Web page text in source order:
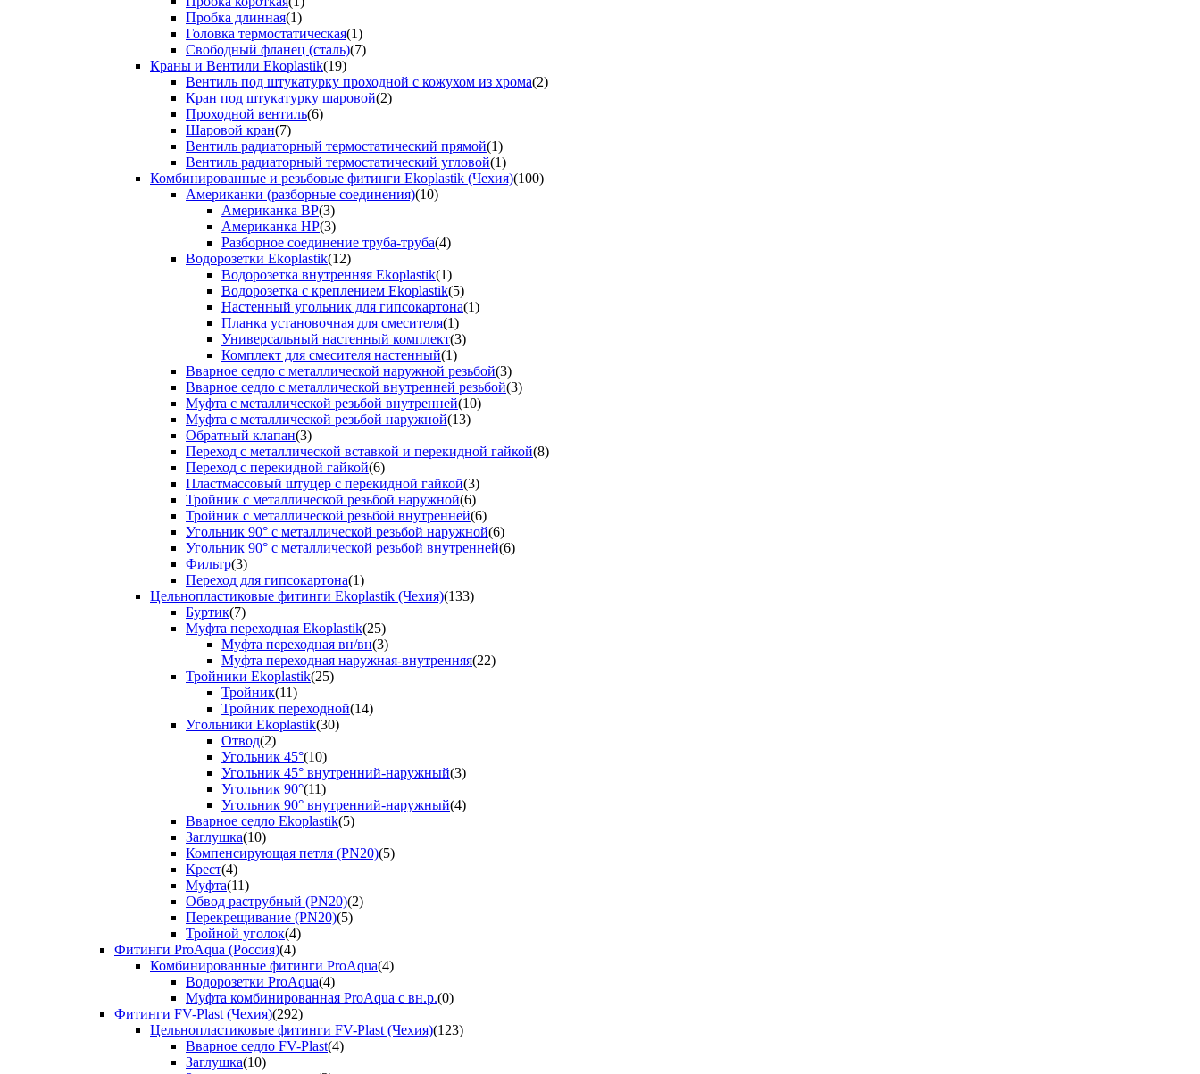
Пробка длинная(1)
Головка термостатическая(1)
Свободный фланец (сталь)(7)
Краны и Вентили Ekoplastik(19)
Вентиль под штукатурку проходной с кожухом из хрома(2)
Кран под штукатурку шаровой(2)
Проходной вентиль(6)
Шаровой кран(7)
Вентиль радиаторный термостатический прямой(1)
Вентиль радиаторный термостатический угловой(1)
Комбинированные и резьбовые фитинги Ekoplastik (Чехия)(100)
Американки (разборные соединения)(10)
Американка ВР(3)
Американка НР(3)
Разборное соединение труба-труба(4)
Водорозетки Ekoplastik(12)
Водорозетка внутренняя Ekoplastik(1)
Водорозетка с креплением Ekoplastik(5)
Настенный угольник для гипсокартона(1)
Планка установочная для смесителя(1)
Универсальный настенный комплект(3)
Комплект для смесителя настенный(1)
Вварное седло с металлической наружной резьбой(3)
Вварное седло с металлической внутренней резьбой(3)
Муфта с металлической резьбой внутренней(10)
Муфта с металлической резьбой наружной(13)
Обратный клапан(3)
Переход с металлической вставкой и перекидной гайкой(8)
Переход с перекидной гайкой(6)
Пластмассовый штуцер с перекидной гайкой(3)
Тройник с металлической резьбой наружной(6)
Тройник с металлической резьбой внутренней(6)
Угольник 90° с металлической резьбой наружной(6)
Угольник 90° с металлической резьбой внутренней(6)
Фильтр(3)
Переход для гипсокартона(1)
Цельнопластиковые фитинги Ekoplastik (Чехия)(133)
Буртик(7)
Муфта переходная Ekoplastik(25)
Муфта переходная вн/вн(3)
Муфта переходная наружная-внутренняя(22)
Тройники Ekoplastik(25)
Тройник(11)
Тройник переходной(14)
Угольники Ekoplastik(30)
Отвод(2)
Угольник 45°(10)
Угольник 45° внутренний-наружный(3)
Угольник 90°(11)
Угольник 90° внутренний-наружный(4)
Вварное седло Ekoplastik(5)
Заглушка(10)
Компенсирующая петля (PN20)(5)
Крест(4)
Муфта(11)
Обвод раструбный (PN20)(2)
Перекрещивание (PN20)(5)
Тройной уголок(4)
Фитинги ProAqua (Россия)(4)
Комбинированные фитинги ProAqua(4)
Водорозетки ProAqua(4)
Муфта комбинированная ProAqua с вн.р.(0)
Фитинги FV-Plast (Чехия)(292)
Цельнопластиковые фитинги FV-Plast (Чехия)(123)
Вварное седло FV-Plast(4)
Заглушка(10)